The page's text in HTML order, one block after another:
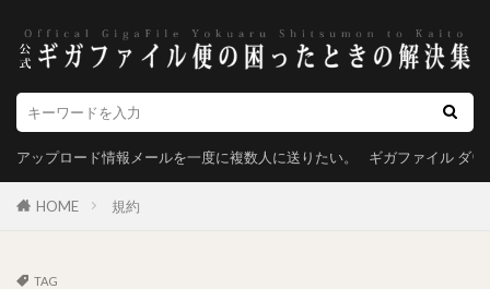
アップロード情報メールを一度に複数人に送りたい。 ギガファイル ダ
HOME 規約
TAG